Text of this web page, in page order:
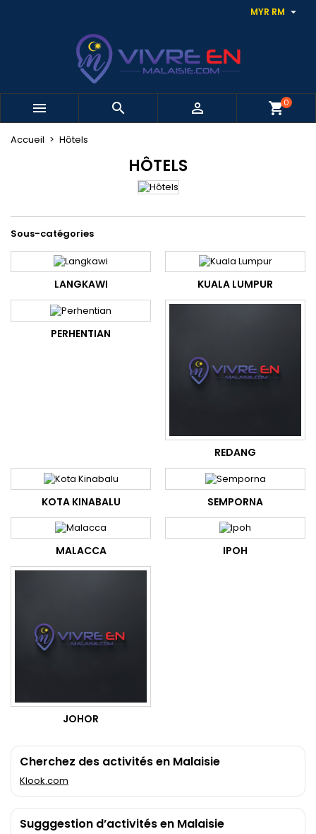
MYR RM 
   shopping_cart0
Accueil Hôtels
HÔTELS
Sous-catégories
LANGKAWI KUALA LUMPUR
PERHENTIAN
REDANG
KOTA KINABALU SEMPORNA
MALACCA IPOH
JOHOR
Cherchez des activités en Malaisie
Klook.com
Sugggestion d’activités en Malaisie